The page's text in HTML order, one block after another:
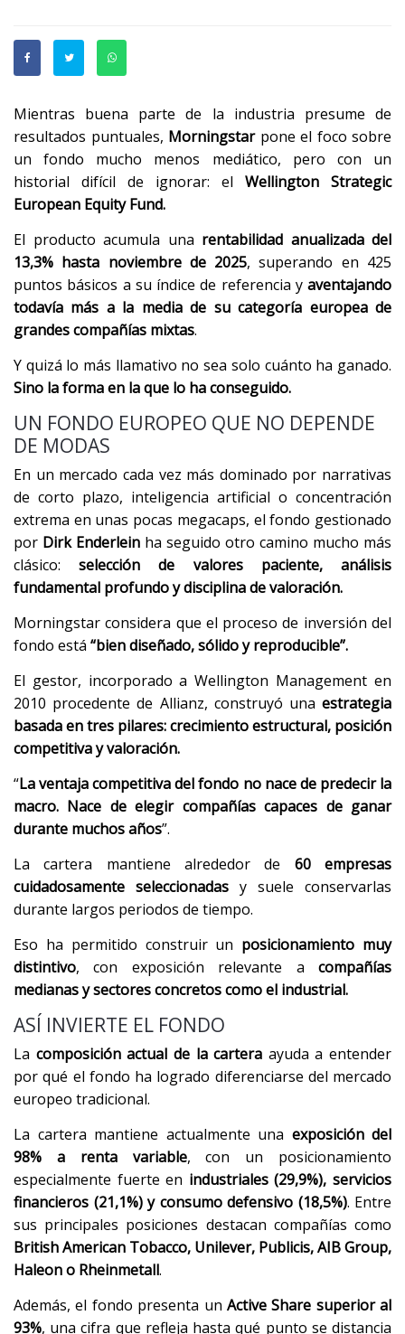
Mientras buena parte de la industria presume de
resultados puntuales, Morningstarpone el foco sobre
un fondo mucho menos mediático, pero con un
historial difícil de ignorar: el Wellington Strategic
European Equity Fund.
El producto acumula una rentabilidad anualizada del
13,3% hasta noviembre de 2025, superando en 425
puntos básicos a su índice de referencia y aventajando
todavía más a la media de su categoría europea de
grandes compañías mixtas.
Y quizá lo más llamativo no sea solo cuánto ha ganado.
Sino la forma en la que lo ha conseguido.
UN FONDO EUROPEO QUE NO DEPENDE
DE MODAS
En un mercado cada vez más dominado por narrativas
de corto plazo, inteligencia artificial o concentración
extrema en unas pocas megacaps, el fondo gestionado
por Dirk Enderlein ha seguido otro camino mucho más
clásico:selección de valores paciente, análisis
fundamental profundo y disciplina de valoración.
Morningstar considera que el proceso de inversión del
fondo está “bien diseñado, sólido y reproducible”.
El gestor, incorporado a Wellington Management en
2010 procedente de Allianz, construyó una estrategia
basada en tres pilares: crecimiento estructural, posición
competitiva y valoración.
“La ventaja competitiva del fondo no nace de predecir la
macro. Nace de elegir compañías capaces de ganar
durante muchos años”.
La cartera mantiene alrededor de 60 empresas
cuidadosamente seleccionadas y suele conservarlas
durante largos periodos de tiempo.
Eso ha permitido construir un posicionamiento muy
distintivo, con exposición relevante a compañías
medianas y sectores concretos como el industrial.
ASÍ INVIERTE EL FONDO
La composición actual de la cartera ayuda a entender
por qué el fondo ha logrado diferenciarse del mercado
europeo tradicional.
La cartera mantiene actualmente una exposición del
98% a renta variable, con un posicionamiento
especialmente fuerte en industriales (29,9%), servicios
financieros (21,1%) y consumo defensivo (18,5%). Entre
sus principales posiciones destacan compañías como
British American Tobacco, Unilever, Publicis, AIB Group,
Haleon o Rheinmetall.
Además, el fondo presenta un Active Share superior al
93%, una cifra que refleja hasta qué punto se distancia